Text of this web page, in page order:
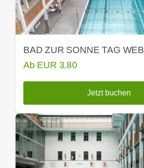
BAD ZUR SONNE TAG WEB
Ab EUR 3,80
Jetzt buchen